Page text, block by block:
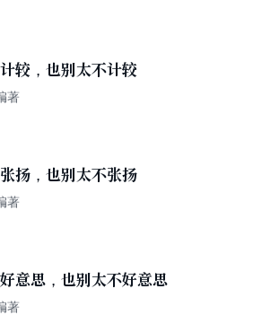
较，也别太不计较
著
扬，也别太不张扬
著
意思，也别太不好意思
著